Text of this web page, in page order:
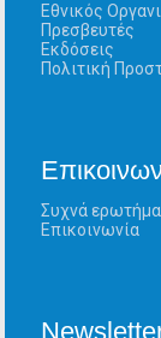
Εθνικός
Πρεσβευτές
Εκδόσεις
Πολιτική
Συχνά
Επικοινωνία